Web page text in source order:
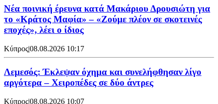
Νέα ποινική έρευνα κατά Μακάριου Δρουσιώτη για
το «Κράτος Μαφία» – «Ζούμε πλέον σε σκοτεινές
εποχές», λέει ο ίδιος
Κύπρος|08.08.2026 10:17
Λεμεσός: Έκλεψαν όχημα και συνελήφθησαν λίγο
αργότερα – Χειροπέδες σε δύο άντρες
Κύπρος|08.08.2026 10:07